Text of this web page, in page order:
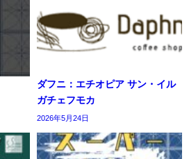
ダフニ：エチオピア サン・イル
ガチェフモカ
2026年5月24日